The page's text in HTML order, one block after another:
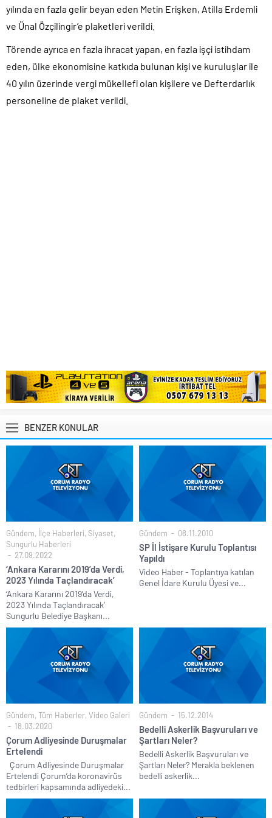
yılında en fazla gelir beyan eden Metin Erişken, Atilla Erdemli
ve Ünal Özçilingir’e plaketleri verildi.
Törende ayrıca en fazla ihracat yapan, en fazla işçi istihdam
eden, ülke ekonomisine katkıda bulunan kişi ve kuruluşlar ile
40 yılın üzerinde vergi mükellefi olan kişilere ve Defterdarlık
personeline de plaket verildi.
BENZER KONULAR
Gündem, İlçe Haberleri, Siyaset,
Sungurlu Haberleri
27.09.2022
‘Ankara Kararını 2019’da Verdi,
2023 Yılında Taçlandıracak’
‘Ankara Kararını 2019’da Verdi,
2023 Yılında Taçlandıracak’
Sungurlu Belediye Başkanı...
Gündem 08.11.2010
SP İl İstişare Kurulu Toplantısı
Yapıldı
Video Haber - Toplantıya katılan
Genel İdare Kurulu Üyesi ve...
Gündem, Tüm Haberler, Video Galeri
18.03.2020
Çorum Adliyesinde Duruşmalar
Ertelendi
Çorum Adliyesinde Duruşmalar
Ertelendi Çorum’da koronavirüs
tedbirleri kapsamında adliyedeki...
Gündem 15.12.2014
Bedelli Askerlik Başvuruları ve
Şartları Neler?
Bedelli Askerlik Başvuruları ve
Şartları Neler? Merakla beklenen
bedelli askerlik...